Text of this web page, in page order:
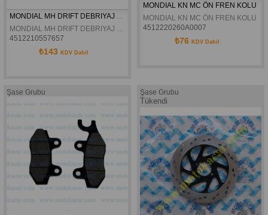
4512210557657
₺143 KDV Dahil
MONDIAL KN MC ÖN FREN KOLU
MONDIAL KN MC ÖN FREN KOLU
4512220260A0007
₺76 KDV Dahil
Şase Grubu Şase Grubu
Tükendi